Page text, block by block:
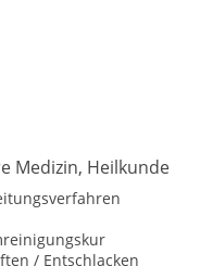
Medizin, Heilkunde
/ Entschlacken